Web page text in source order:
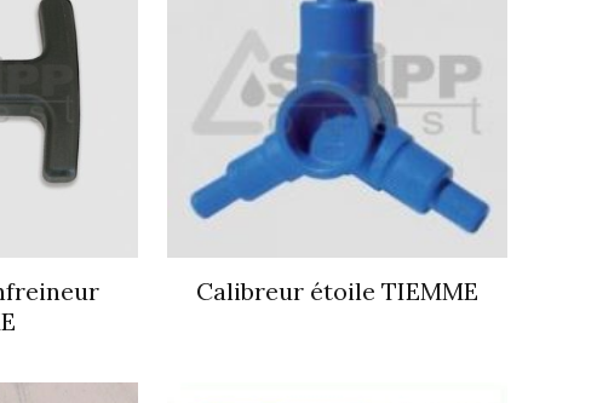
Calibreur étoile TIEMME